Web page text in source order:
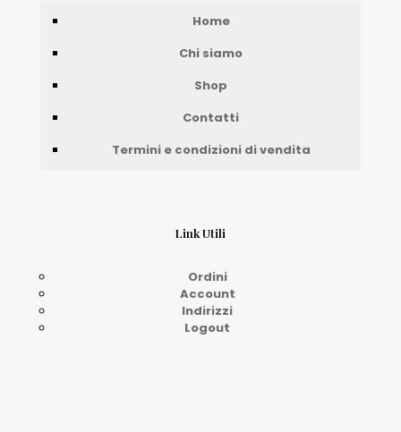
Home
Chi siamo
Shop
Contatti
Termini e condizioni di vendita
Link Utili
Ordini
Account
Indirizzi
Logout